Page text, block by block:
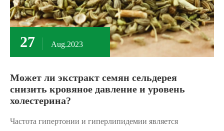
27 Aug.2023
Может ли экстракт семян сельдерея
снизить кровяное давление и уровень
холестерина?
Частота гипертонии и гиперлипидемии является